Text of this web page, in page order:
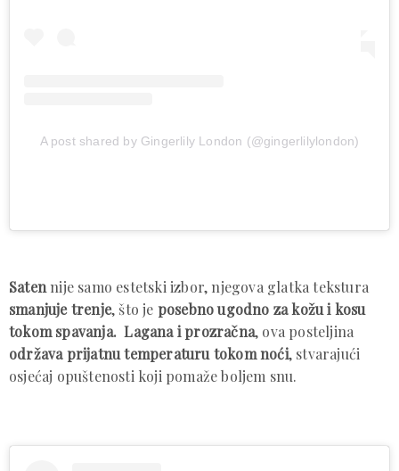
A post shared by Gingerlily London (@gingerlilylondon)
Saten nije samo estetski izbor, njegova glatka tekstura
smanjuje trenje, što je posebno ugodno za kožu i kosu
tokom spavanja. Lagana i prozračna, ova posteljina
održava prijatnu temperaturu tokom noći, stvarajući
osjećaj opuštenosti koji pomaže boljem snu.